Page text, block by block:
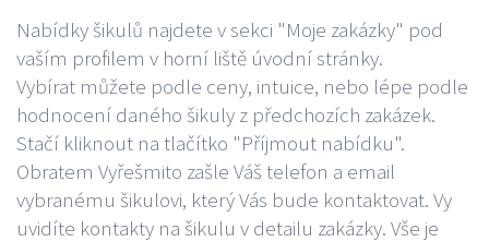
Nabídky šikulů najdete v sekci "Moje zakázky" pod
vaším profilem v horní liště úvodní stránky.
Vybírat můžete podle ceny, intuice, nebo lépe podle
hodnocení daného šikuly z předchozích zakázek.
Stačí kliknout na tlačítko "Příjmout nabídku".
Obratem Vyřešmito zašle Váš telefon a email
vybranému šikulovi, který Vás bude kontaktovat. Vy
uvidíte kontakty na šikulu v detailu zakázky. Vše je